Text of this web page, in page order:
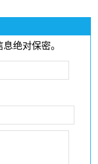
绝对保密。